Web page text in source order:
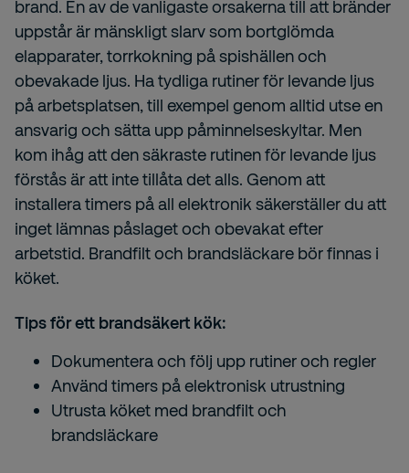
brand. En av de vanligaste orsakerna till att bränder
uppstår är mänskligt slarv som bortglömda
elapparater, torrkokning på spishällen och
obevakade ljus. Ha tydliga rutiner för levande ljus
på arbetsplatsen, till exempel genom alltid utse en
ansvarig och sätta upp påminnelseskyltar. Men
kom ihåg att den säkraste rutinen för levande ljus
förstås är att inte tillåta det alls. Genom att
installera timers på all elektronik säkerställer du att
inget lämnas påslaget och obevakat efter
arbetstid. Brandfilt och brandsläckare bör finnas i
köket.
Tips för ett brandsäkert kök:
Dokumentera och följ upp rutiner och regler
Använd timers på elektronisk utrustning
Utrusta köket med brandfilt och
brandsläckare